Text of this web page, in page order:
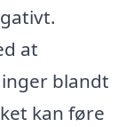
at
blandt
kan føre